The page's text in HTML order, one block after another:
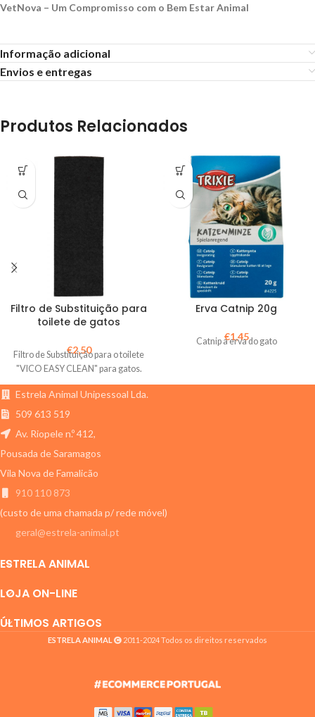
VetNova – Um Compromisso com o Bem Estar Animal
Informação adicional
Envios e entregas
Produtos Relacionados
Filtro de Substituição para
toilete de gatos
€2,50
Filtro de Substituição para o toilete
"VICO EASY CLEAN" para gatos.
Erva Catnip 20g
€1,45
Catnip a erva do gato
Estrela Animal Unipessoal Lda.
509 613 519
Av. Riopele n.º 412,
Pousada de Saramagos
Vila Nova de Famalicão
910 110 873
(custo de uma chamada p/ rede móvel)
geral@estrela-animal.pt
ESTRELA ANIMAL
LOJA ON-LINE
ÚLTIMOS ARTIGOS
ESTRELA ANIMAL 2011-2024 Todos os direitos reservados